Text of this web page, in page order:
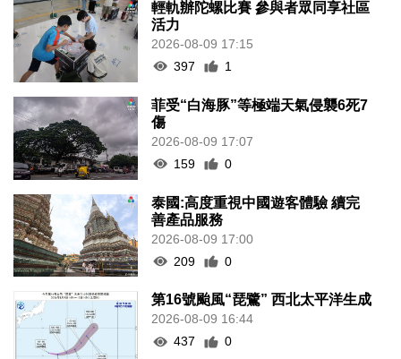
輕軌辦陀螺比賽 參與者眾同享社區
活力
2026-08-09 17:15
397
1
菲受“白海豚”等極端天氣侵襲6死7
傷
2026-08-09 17:07
159
0
泰國:高度重視中國遊客體驗 續完
善產品服務
2026-08-09 17:00
209
0
第16號颱風“琵鷺” 西北太平洋生成
2026-08-09 16:44
437
0